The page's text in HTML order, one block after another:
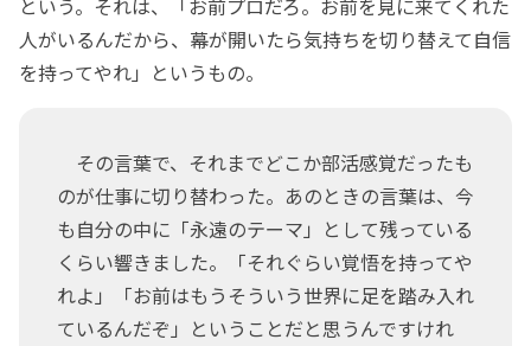
という。それは、「お前プロだろ。お前を見に来てくれた
人がいるんだから、幕が開いたら気持ちを切り替えて自信
を持ってやれ」というもの。
その言葉で、それまでどこか部活感覚だったも
のが仕事に切り替わった。あのときの言葉は、今
も自分の中に「永遠のテーマ」として残っている
くらい響きました。「それぐらい覚悟を持ってや
れよ」「お前はもうそういう世界に足を踏み入れ
ているんだぞ」ということだと思うんですけれ